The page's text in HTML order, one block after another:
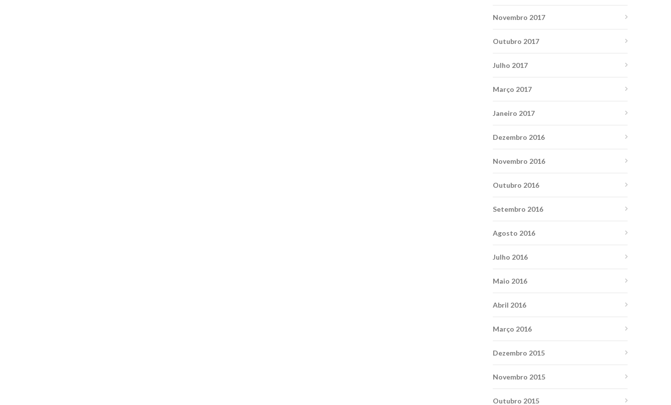
Novembro 2017
Outubro 2017
Julho 2017
Março 2017
Janeiro 2017
Dezembro 2016
Novembro 2016
Outubro 2016
Setembro 2016
Agosto 2016
Julho 2016
Maio 2016
Abril 2016
Março 2016
Dezembro 2015
Novembro 2015
Outubro 2015